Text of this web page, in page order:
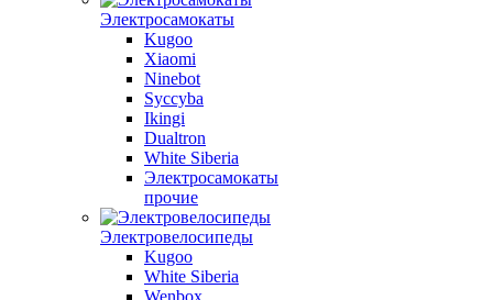
Электросамокаты
Kugoo
Xiaomi
Ninebot
Syccyba
Ikingi
Dualtron
White Siberia
Электросамокаты
прочие
Электровелосипеды
Kugoo
White Siberia
Wenbox